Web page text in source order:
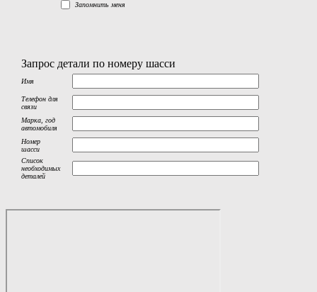
Запомнить меня
Запрос детали по номеру шасси
Имя
Телефон для
связи
Марка, год
автомобиля
Номер
шасси
Список
необходимых
деталей